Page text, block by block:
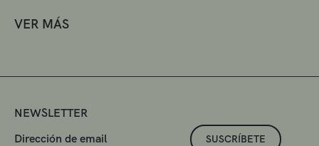
VER MÁS
NEWSLETTER
SUSCRÍBETE